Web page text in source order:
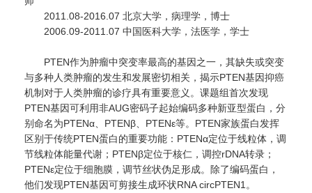
2011.08-2016.07 北京大学，病理学，博士
2006.09-2011.07 中国医科大学，法医学，学士
PTEN作为肿瘤中突变率最高的基因之一，其缺失或突变
与多种人类肿瘤的发生和发展密切相关，揭示PTEN基因抑癌
机制对于人类肿瘤的诊疗具有重要意义。课题组首次发现
PTEN基因可利用非AUG密码子起始编码多种新亚型蛋白，分
别命名为PTENα、PTENβ、PTENε等。PTEN家族蛋白发挥
区别于传统PTEN蛋白的重要功能：PTENα定位于线粒体，调
节线粒体能量代谢；PTENβ定位于核仁，调控rDNA转录；
PTENε定位于细胞膜，调节丝状伪足形成。除了编码蛋白，
他们发现PTEN基因可剪接生成环状RNA circPTEN1。